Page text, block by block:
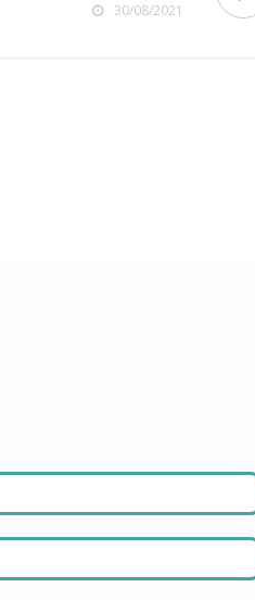
30/08/2021